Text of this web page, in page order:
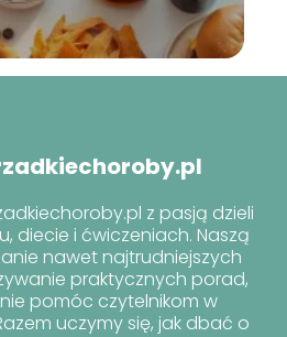
z pasją dzieli
diecie i ćwiczeniach. Naszą
nawet najtrudniejszych
praktycznych porad,
pomóc czytelnikom w
uczymy się, jak dbać o